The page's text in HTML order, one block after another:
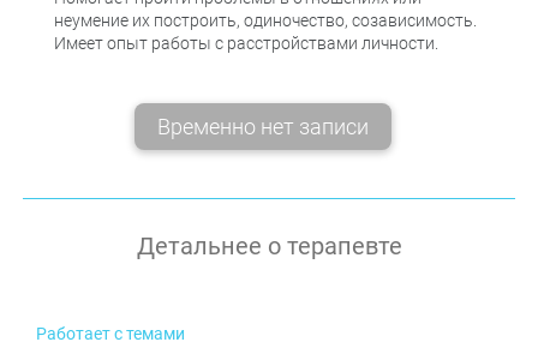
неумение их построить, одиночество, созависимость.
Имеет опыт работы с расстройствами личности.
Временно нет записи
Детальнее о терапевте
Работает с темами